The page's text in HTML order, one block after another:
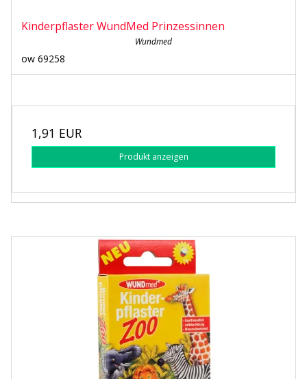
Kinderpflaster WundMed Prinzessinnen
Wundmed
ow 69258
1,91 EUR
Produkt anzeigen